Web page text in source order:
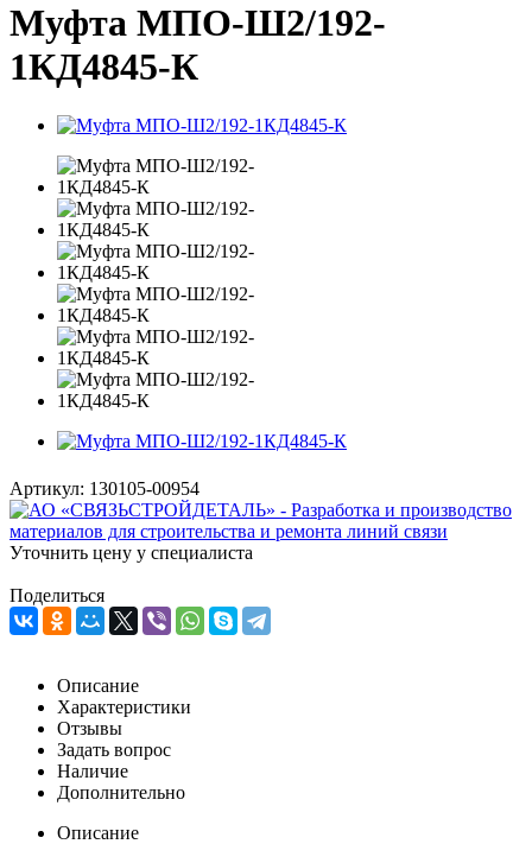
Муфта МПО-Ш2/192-
1КД4845-К
Артикул: 130105-00954
Уточнить цену у специалиста
Поделиться
Описание
Характеристики
Отзывы
Задать вопрос
Наличие
Дополнительно
Описание